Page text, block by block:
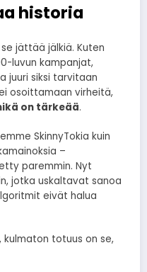
historia
se jättää jälkiä. Kuten
luvun kampanjat,
juuri siksi tarvitaan
osoittamaan virheitä,
on tärkeää.
SkinnyTokia kuin
–
paremmin. Nyt
jotka uskaltavat sanoa
eivät halua
kulmaton totuus on se,